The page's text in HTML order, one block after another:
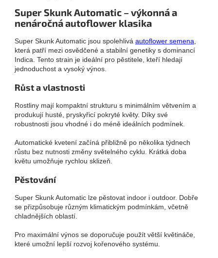
Super Skunk Automatic – výkonná a
nenáročná autoflower klasika
Super Skunk Automatic jsou spolehlivá autoflower semena
která patří mezi osvědčené a stabilní genetiky s dominancí
Indica. Tento strain je ideální pro pěstitele, kteří hledají
jednoduchost a vysoký výnos.
Růst a vlastnosti
Rostliny mají kompaktní strukturu s minimálním větvením a
produkují husté, pryskyřicí pokryté květy. Díky své
robustnosti jsou vhodné i do méně ideálních podmínek.
Automatické kvetení začíná přibližně po několika týdnech
růstu bez nutnosti změny světelného cyklu. Krátká doba
květu umožňuje rychlou sklizeň.
Pěstování
Super Skunk Automatic lze pěstovat indoor i outdoor. Dobře
se přizpůsobuje různým klimatickým podmínkám, včetně
chladnějších oblastí.
Pro maximální výnos se doporučuje použít větší květináče,
které umožní lepší rozvoj kořenového systému.